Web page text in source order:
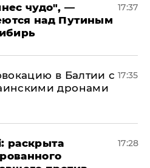
чудо", —
над Путиным
17:37
в Балтии с
дронами
17:35
раскрыта
17:28